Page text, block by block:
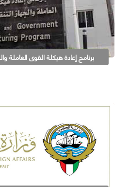
برنامج إعادة هيكلة القوى العاملة